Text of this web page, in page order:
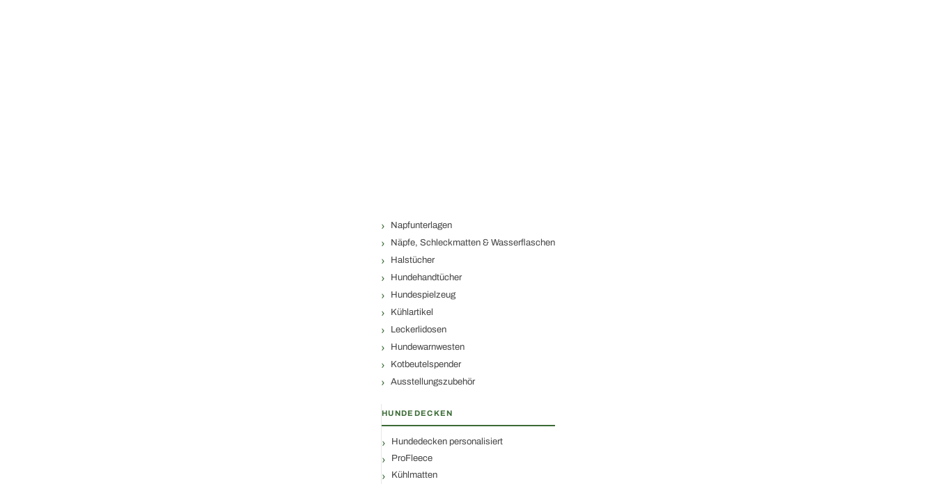
Napfunterlagen
Näpfe, Schleckmatten & Wasserflaschen
Halstücher
Hundehandtücher
Hundespielzeug
Kühlartikel
Leckerlidosen
Hundewarnwesten
Kotbeutelspender
Ausstellungszubehör
HUNDEDECKEN
Hundedecken personalisiert
ProFleece
Kühlmatten